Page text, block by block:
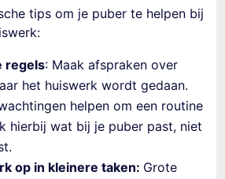
tips om je puber te helpen bij
regels: Maak afspraken over
het huiswerk wordt gedaan.
helpen om een routine
hierbij wat bij je puber past, niet
op in kleinere taken: Grote